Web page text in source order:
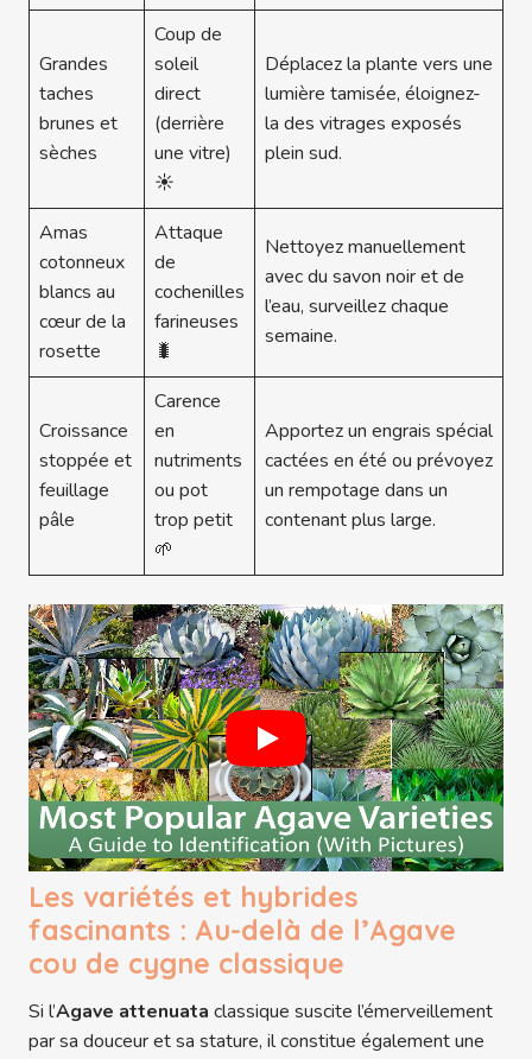
Grandes
taches
brunes et
sèches
Coup de
soleil
direct
(derrière
une vitre)
☀️
Déplacez la plante vers une
lumière tamisée, éloignez-
la des vitrages exposés
plein sud.
Amas
cotonneux
blancs au
cœur de la
rosette
Attaque
de
cochenilles
farineuses
🐛
Nettoyez manuellement
avec du savon noir et de
l’eau, surveillez chaque
semaine.
Croissance
stoppée et
feuillage
pâle
Carence
en
nutriments
ou pot
trop petit
🌱
Apportez un engrais spécial
cactées en été ou prévoyez
un rempotage dans un
contenant plus large.
Les variétés et hybrides
fascinants : Au-delà de l’Agave
cou de cygne classique
Si l’Agave attenuata classique suscite l’émerveillement
par sa douceur et sa stature, il constitue également une